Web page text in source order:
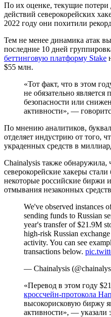
По их оценке, текущие потери
действий северокорейских
2022 году они похитили
Тем не менее динамика атак
последние 10 дней
беттинговую платформу Stake
$55 млн.
«Тот факт, что в этом
не обязательно является
безопасности или
активности», —
По мнению аналитиков,
отделяет индустрию от того,
украденных средств в
Chainalysis также обнаружила,
северокорейские хакеры стали
некоторые российские биржи
отмывания незаконных
We've observed instances
sending funds to Russian
year's transfer of $21.9M
high-risk Russian
activity. You can see
transactions below.
— Chainalysis
«Перевод в этом году
кроссчейн-протокола
высокорисковую биржу
активности», — указали